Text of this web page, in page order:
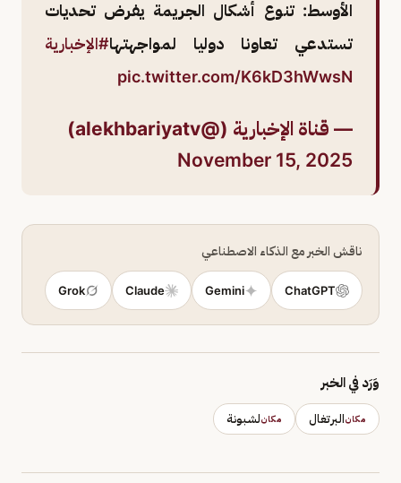
الأوسط: تنوع أشكال الجريمة يفرض تحديات
تستدعي تعاونا دوليا لمواجهتها#الإخبارية
pic.twitter.com/K6kD3hWwsN
— قناة الإخبارية (@alekhbariyatv)
November 15, 2025
ناقش الخبر مع الذكاء الاصطناعي
ChatGPT
Gemini
Claude
Grok
وَرَد في الخبر
مكانالبرتغال مكانلشبونة